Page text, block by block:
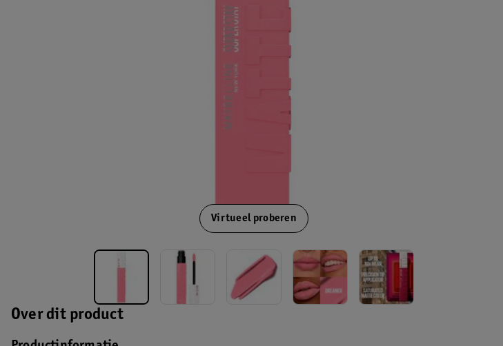
Virtueel proberen
Over dit product